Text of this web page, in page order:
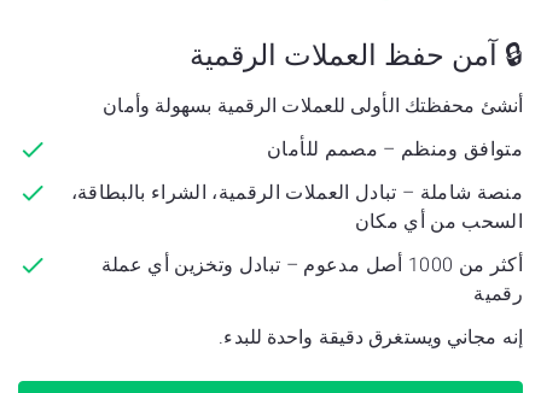
🔒 آمن حفظ العملات الرقمية
أنشئ محفظتك الأولى للعملات الرقمية بسهولة وأمان
متوافق ومنظم – مصمم للأمان
منصة شاملة – تبادل العملات الرقمية، الشراء بالبطاقة،
السحب من أي مكان
أكثر من 1000 أصل مدعوم – تبادل وتخزين أي عملة
رقمية
إنه مجاني ويستغرق دقيقة واحدة للبدء.